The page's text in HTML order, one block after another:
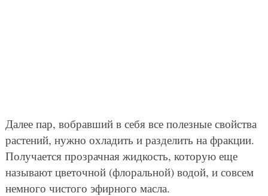
Далее пар, вобравший в себя все полезные свойства
растений, нужно охладить и разделить на фракции.
Получается прозрачная жидкость, которую еще
называют цветочной (флоральной) водой, и совсем
немного чистого эфирного масла.